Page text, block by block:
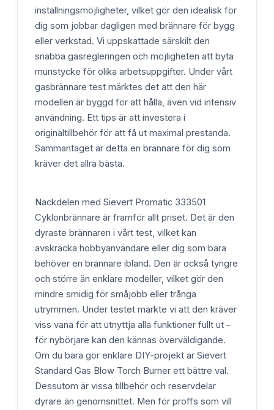
inställningsmöjligheter, vilket gör den idealisk för
dig som jobbar dagligen med brännare för bygg
eller verkstad. Vi uppskattade särskilt den
snabba gasregleringen och möjligheten att byta
munstycke för olika arbetsuppgifter. Under vårt
gasbrännare test märktes det att den här
modellen är byggd för att hålla, även vid intensiv
användning. Ett tips är att investera i
originaltillbehör för att få ut maximal prestanda.
Sammantaget är detta en brännare för dig som
kräver det allra bästa.
Nackdelen med Sievert Promatic 333501
Cyklonbrännare är framför allt priset. Det är den
dyraste brännaren i vårt test, vilket kan
avskräcka hobbyanvändare eller dig som bara
behöver en brännare ibland. Den är också tyngre
och större än enklare modeller, vilket gör den
mindre smidig för småjobb eller trånga
utrymmen. Under testet märkte vi att den kräver
viss vana för att utnyttja alla funktioner fullt ut –
för nybörjare kan den kännas överväldigande.
Om du bara gör enklare DIY-projekt är Sievert
Standard Gas Blow Torch Burner ett bättre val.
Dessutom är vissa tillbehör och reservdelar
dyrare än genomsnittet. Men för proffs som vill